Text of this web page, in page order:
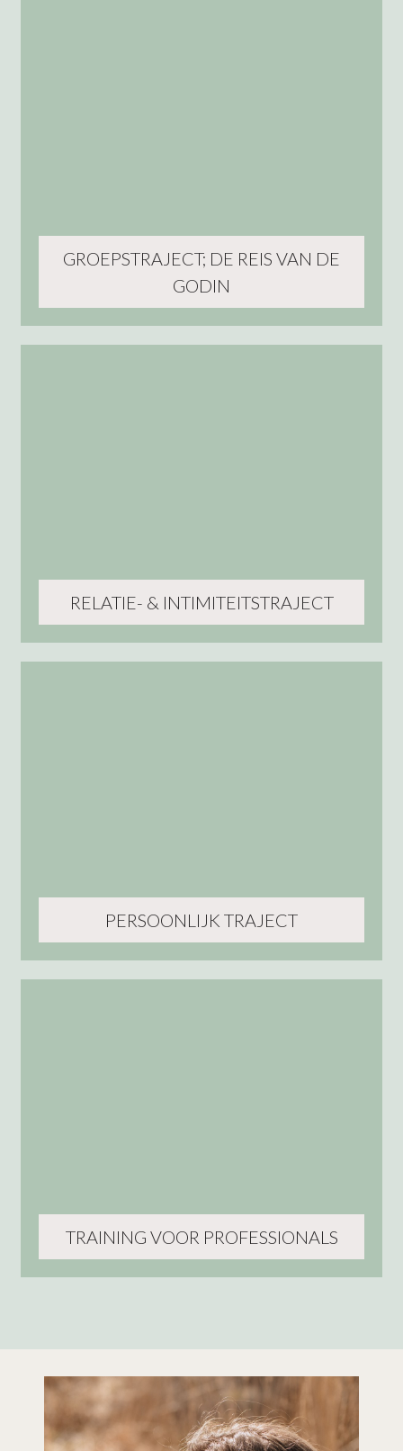
GROEPSTRAJECT; DE REIS VAN DE
GODIN
RELATIE- & INTIMITEITSTRAJECT
PERSOONLIJK TRAJECT
TRAINING VOOR PROFESSIONALS